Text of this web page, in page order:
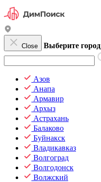
Close Выберите город
Азов
Анапа
Армавир
Архыз
Астрахань
Балаково
Буйнакск
Владикавказ
Волгоград
Волгодонск
Волжский